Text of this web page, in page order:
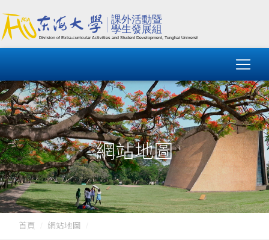
網站地圖
首頁 網站地圖